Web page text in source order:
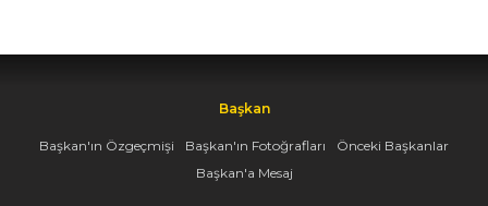
Başkan
Başkan'ın Özgeçmişi Başkan'ın Fotoğrafları
Önceki Başkanlar
Başkan'a Mesaj